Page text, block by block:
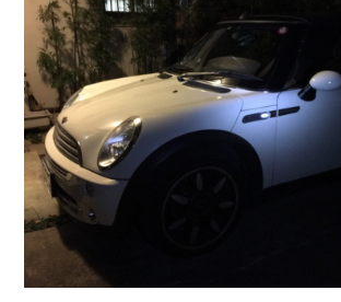
車を売る
会社概要
最新情報